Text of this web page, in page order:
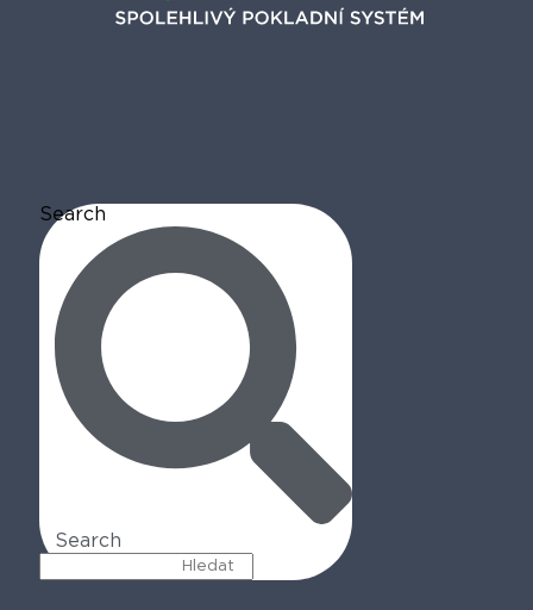
Search
Search